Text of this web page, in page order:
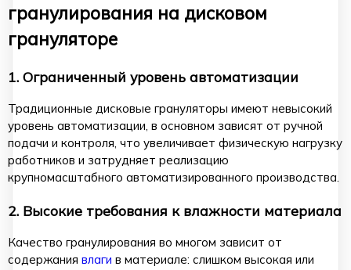
гранулирования на дисковом
грануляторе
1. Ограниченный уровень автоматизации
Традиционные дисковые грануляторы имеют невысокий
уровень автоматизации, в основном зависят от ручной
подачи и контроля, что увеличивает физическую нагрузку
работников и затрудняет реализацию
крупномасштабного автоматизированного производства.
2. Высокие требования к влажности материала
Качество гранулирования во многом зависит от
содержания влаги в материале: слишком высокая или